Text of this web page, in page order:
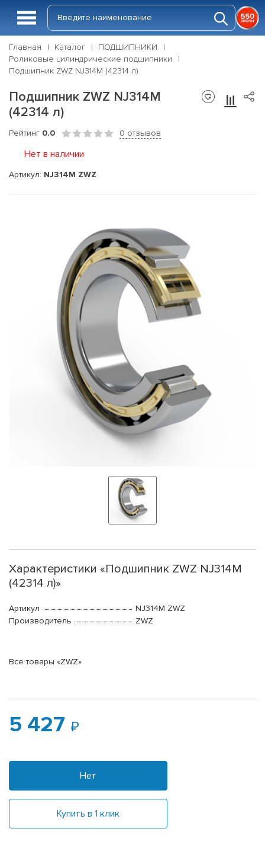
Главная Каталог
ПОДШИПНИКИ
Роликовые цилиндрические подшипники
Подшипник ZWZ NJ314M (42314 л)
Подшипник ZWZ NJ314M
(42314 л)
Рейтинг 0.0 0 отзывов
Нет в наличии
Артикул: NJ314M ZWZ
Характеристики «Подшипник ZWZ NJ314M
(42314 л)»
Артикул
NJ314M ZWZ
Производитель
ZWZ
Все товары «ZWZ»
5 427
Нет
Купить в 1 клик